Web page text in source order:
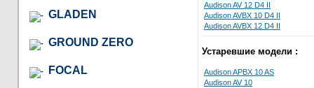
GLADEN
GROUND ZERO
FOCAL
Audison AV 12 D4 II
Audison AVBX 10 D4 II
Audison AVBX 12 D4 II
Устаревшие модели :
Audison APBX 10 AS
Audison AV 10